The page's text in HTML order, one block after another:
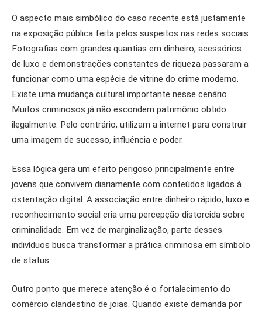
O aspecto mais simbólico do caso recente está justamente
na exposição pública feita pelos suspeitos nas redes sociais.
Fotografias com grandes quantias em dinheiro, acessórios
de luxo e demonstrações constantes de riqueza passaram a
funcionar como uma espécie de vitrine do crime moderno.
Existe uma mudança cultural importante nesse cenário.
Muitos criminosos já não escondem patrimônio obtido
ilegalmente. Pelo contrário, utilizam a internet para construir
uma imagem de sucesso, influência e poder.
Essa lógica gera um efeito perigoso principalmente entre
jovens que convivem diariamente com conteúdos ligados à
ostentação digital. A associação entre dinheiro rápido, luxo e
reconhecimento social cria uma percepção distorcida sobre
criminalidade. Em vez de marginalização, parte desses
indivíduos busca transformar a prática criminosa em símbolo
de status.
Outro ponto que merece atenção é o fortalecimento do
comércio clandestino de joias. Quando existe demanda por